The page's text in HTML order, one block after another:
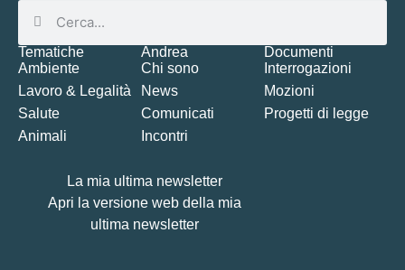
Tematiche
Ambiente
Lavoro & Legalità
Salute
Animali
Andrea
Chi sono
News
Comunicati
Incontri
Documenti
Interrogazioni
Mozioni
Progetti di legge
La mia ultima newsletter
Apri la versione web della mia
ultima newsletter